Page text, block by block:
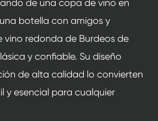
de una copa de vino en
botella con amigos y
vino redonda de Burdeos de
y confiable. Su diseño
de alta calidad lo convierten
y esencial para cualquier